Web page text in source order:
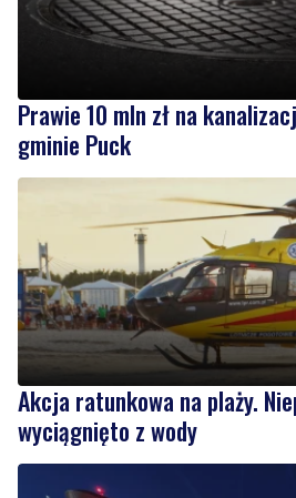
Prawie 10 mln zł na
gminie Puck
Akcja ratunkowa na plaży.
wyciągnięto z wody